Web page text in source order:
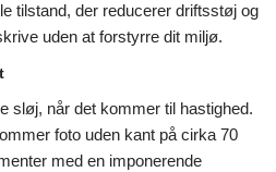
tilstand, der reducerer driftsstøj og
uden at forstyrre dit miljø.
sløj, når det kommer til hastighed.
foto uden kant på cirka 70
med en imponerende